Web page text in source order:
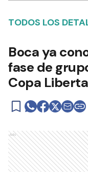
TODOS LOS
Boca ya
fase de
Copa
Ads